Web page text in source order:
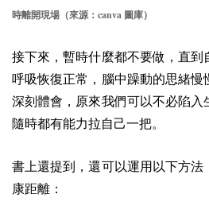
時離開現場（來源： canva 圖庫）
接下來，暫時什麼都不要做，直到
呼吸恢復正常，腦中躁動的思緒
深刻體會，原來我們可以不必陷入
隨時都有能力拉自己一把。
書上還提到，還可以運用以下方法
康距離：